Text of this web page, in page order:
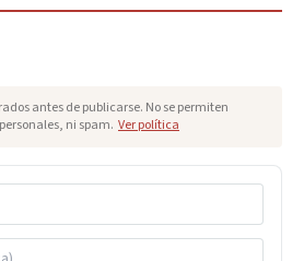
antes de publicarse. No se permiten
ni spam. Ver política